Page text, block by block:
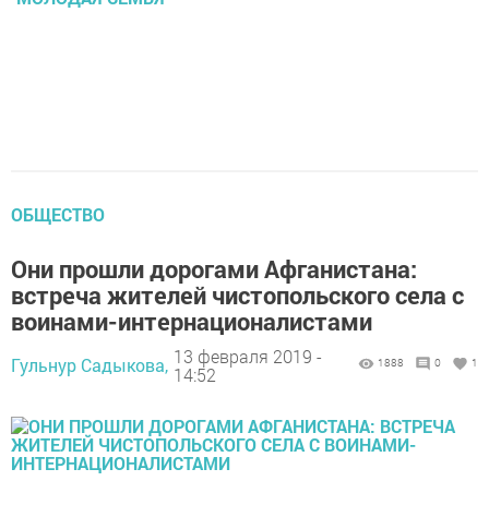
ОБЩЕСТВО
Они прошли дорогами Афганистана:
встреча жителей чистопольского села с
воинами-интернационалистами
Гульнур Садыкова, 13 февраля 2019 -
14:52
1888 0 1